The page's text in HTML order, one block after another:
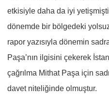
etkisiyle daha da iyi
dönemde bir bölgedeki
rapor yazısıyla dönemin
Paşa’nın ilgisini çekerek
çağrılma Mithat Paşa için
davet niteliğinde olmuştur.